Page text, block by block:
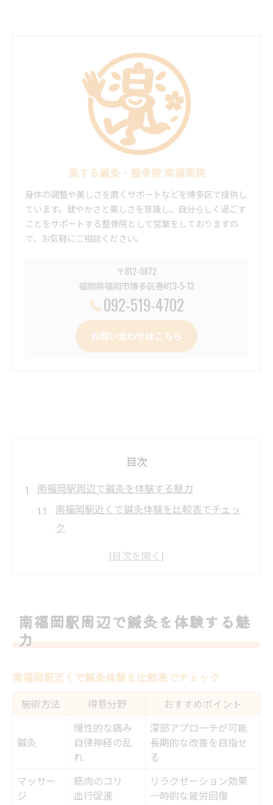
楽する鍼灸・整骨院 南福岡院
身体の調整や美しさを磨くサポートなどを博多区で提供し
ています。健やかさと美しさを意識し、自分らしく過ごす
ことをサポートする整骨院として営業をしておりますの
で、お気軽にご相談ください。
〒812-0872
福岡県福岡市博多区春町3-5-12
092-519-4702
お問い合わせはこちら
目次
南福岡駅周辺で鍼灸を体験する魅力
南福岡駅近くで鍼灸体験を比較表でチェッ
ク
肩こり腰痛に悩む方へ鍼灸の新提案
鍼灸施術と他の対策法の比較早見表
症状別に見る鍼灸のアプローチ方法
痛み軽減を実感できる鍼灸の秘密
鍼灸とマッサージの効果的な使い分け
鍼灸とマッサージの違いを簡単比較
目的別に選ぶ鍼灸・マッサージ活用法
南福岡駅周辺で鍼灸を体験する魅
力
南福岡駅近くで鍼灸体験を比較表でチェック
施術方法 得意分野 おすすめポイント
鍼灸
慢性的な痛み
自律神経の乱
れ
深部アプローチが可能
長期的な改善を目指せ
る
マッサー
ジ
筋肉のコリ
血行促進
リラクゼーション効果
一時的な疲労回復